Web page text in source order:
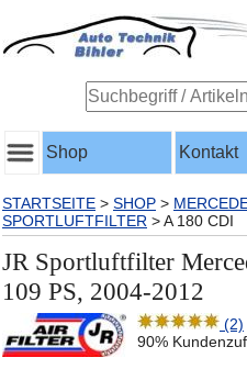
Shop Kontakt
STARTSEITE > SHOP >
SPORTLUFTFILTER >A 180 CDI
JR Sportluftfilter
109 PS, 2004-2012
(2)
90%